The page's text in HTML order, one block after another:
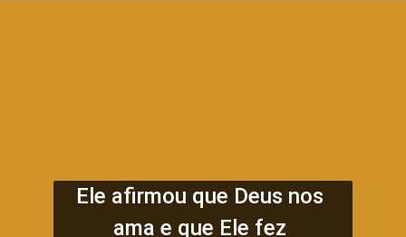
Ele afirmou que Deus nos
ama e que Ele fez